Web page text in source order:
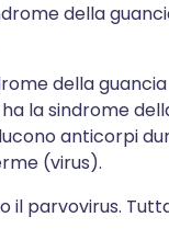
della
della guancia
la sindrome
anticorpi
(virus).
il parvovirus.